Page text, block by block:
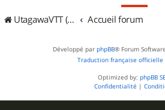
UtagawaVTT (Randos VTT et VTTAE avec traces GPS) Accueil forum
Développé par phpBB® Forum
Traduction française officielle
Optimized by: phpBB
Confidentialité |